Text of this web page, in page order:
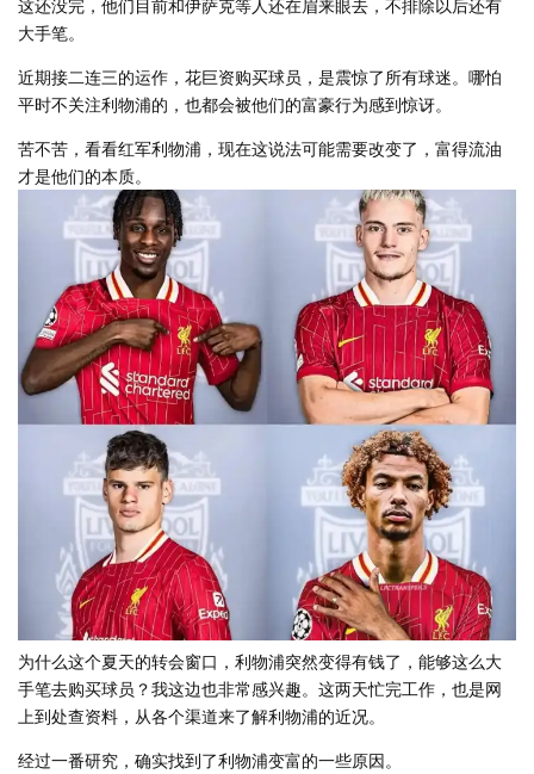
这还没完，他们目前和伊萨克等人还在眉来眼去，不排除以后还有
大手笔。
近期接二连三的运作，花巨资购买球员，是震惊了所有球迷。哪怕
平时不关注利物浦的，也都会被他们的富豪行为感到惊讶。
苦不苦，看看红军利物浦，现在这说法可能需要改变了，富得流油
才是他们的本质。
为什么这个夏天的转会窗口，利物浦突然变得有钱了，能够这么大
手笔去购买球员？我这边也非常感兴趣。这两天忙完工作，也是网
上到处查资料，从各个渠道来了解利物浦的近况。
经过一番研究，确实找到了利物浦变富的一些原因。